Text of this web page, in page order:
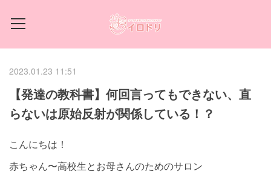
2023.01.23 11:51
【発達の教科書】何回言ってもできない、直
らないは原始反射が関係している！？
こんにちは！
赤ちゃん〜高校生とお母さんのためのサロン